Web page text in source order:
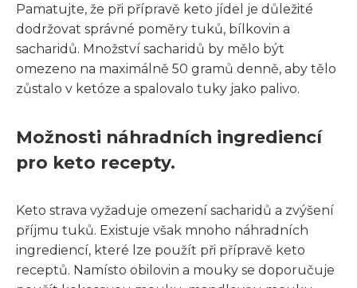
Pamatujte, že při přípravě keto jídel je důležité
dodržovat správné poměry tuků, bílkovin a
sacharidů. Množství sacharidů by mělo být
omezeno na maximálně 50 gramů denně, aby tělo
zůstalo v ketóze a spalovalo tuky jako palivo.
Možnosti náhradních ingrediencí
pro keto recepty.
Keto strava vyžaduje omezení sacharidů a zvýšení
příjmu tuků. Existuje však mnoho náhradních
ingrediencí, které lze použít při přípravě keto
receptů. Namísto obilovin a mouky se doporučuje